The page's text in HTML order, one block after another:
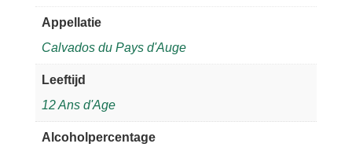
Appellatie
Calvados du Pays d'Auge
Leeftijd
12 Ans d'Age
Alcoholpercentage